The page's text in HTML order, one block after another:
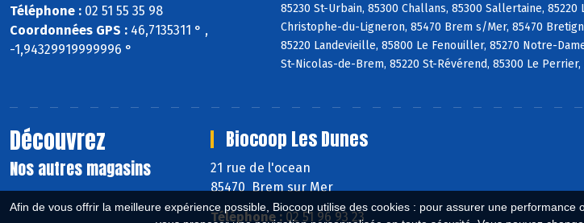
Afin de vous offrir la meilleure expérience possible, Biocoop utilise des cookies : pour assurer une
Téléphone : 02 51 55 35 98
Coordonnées GPS : 46,7135311 ° ,
-1,94329919999996 °
85230 St-Urbain, 85300 Challans, 85300 Sallertaine,
Christophe-du-Ligneron, 85470 Brem s/Mer, 85470
85220 Landevieille, 85800 Le Fenouiller, 85270 Notre-
St-Nicolas-de-Brem, 85220 St-Révérend, 85300 Le
Découvrez
Nos autres magasins
Biocoop Les Dunes
21 rue de l'ocean
85470 Brem sur Mer
Téléphone : 02 51 96 93 23